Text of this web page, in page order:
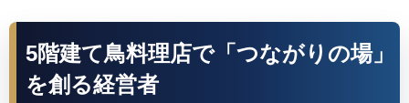
5階建て鳥料理店で「つながりの場」
を創る経営者